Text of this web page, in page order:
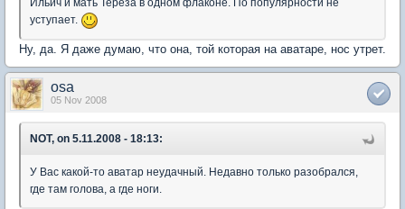
уступает.
Ну, да. Я даже думаю, что она, той которая на аватаре, нос утрет.
osa
05 Nov 2008
NOT, on 5.11.2008 - 18:13:
У Вас какой-то аватар неудачный. Недавно только разобрался,
где там голова, а где ноги.